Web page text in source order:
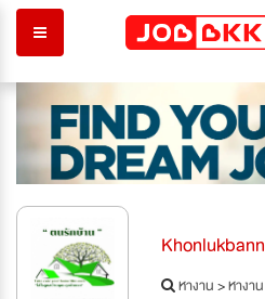
Khonlukbann
หางาน>หางาน